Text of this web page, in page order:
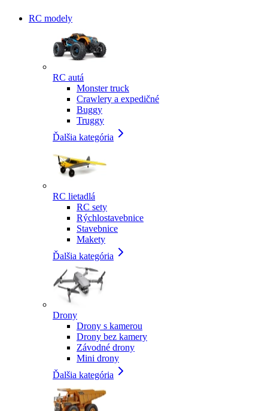
RC modely
RC autá
Monster truck
Crawlery a expedičné
Buggy
Truggy
Ďalšia kategória
RC lietadlá
RC sety
Rýchlostavebnice
Stavebnice
Makety
Ďalšia kategória
Drony
Drony s kamerou
Drony bez kamery
Závodné drony
Mini drony
Ďalšia kategória